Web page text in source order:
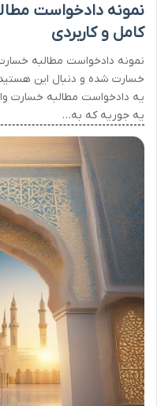
نمونه دادخواست
کامل و کاربردی
نمونه دادخواست مطالبه
خسارت شده و دنبال این
یه دادخواست مطالبه خسارت
یه جوریه که به…